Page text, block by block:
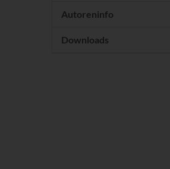
Autoreninfo
Downloads